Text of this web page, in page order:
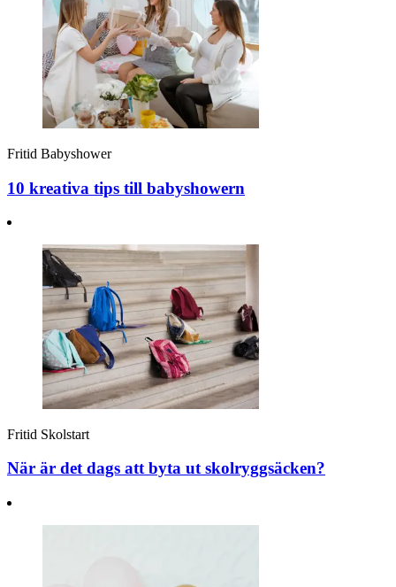
Fritid Babyshower
10 kreativa tips till babyshowern
Fritid Skolstart
När är det dags att byta ut skolryggsäcken?